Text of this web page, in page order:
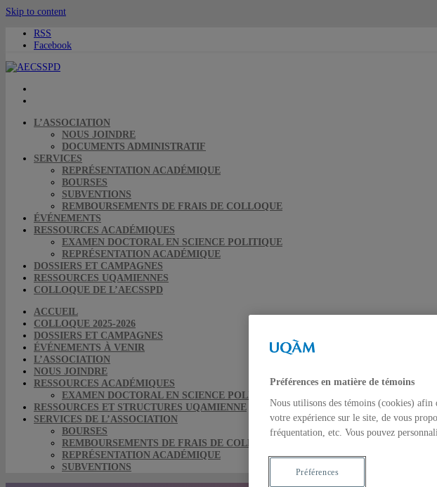
Skip to content
RSS
Facebook
L’ASSOCIATION
NOUS JOINDRE
DOCUMENTS ADMINISTRATIF
SERVICES
REPRÉSENTATION ACADÉMIQUE
BOURSES
SUBVENTIONS
REMBOURSEMENTS DE FRAIS DE COLLOQUE
ÉVÉNEMENTS
RESSOURCES ACADÉMIQUES
EXAMEN DOCTORAL EN SCIENCE POLITIQUE
REPRÉSENTATION ACADÉMIQUE
DOSSIERS ET CAMPAGNES
RESSOURCES UQAMIENNES
COLLOQUE DE L’AECSSPD
ACCUEIL
COLLOQUE 2025-2026
DOSSIERS ET CAMPAGNES
ÉVÉNEMENTS À VENIR
L’ASSOCIATION
NOUS JOINDRE
RESSOURCES ACADÉMIQUES
EXAMEN DOCTORAL EN SCIENCE POLITIQUE
RESSOURCES ET STRUCTURES UQAMIENNE
SERVICES DE L’ASSOCIATION
BOURSES
REMBOURSEMENTS DE FRAIS DE COLLOQUE
REPRÉSENTATION ACADÉMIQUE
SUBVENTIONS
Préférences en matière de témoins
Nous utilisons des témoins (cookies)
votre expérience sur le site, de vous
fréquentation, etc. Vous pouvez
Préférences